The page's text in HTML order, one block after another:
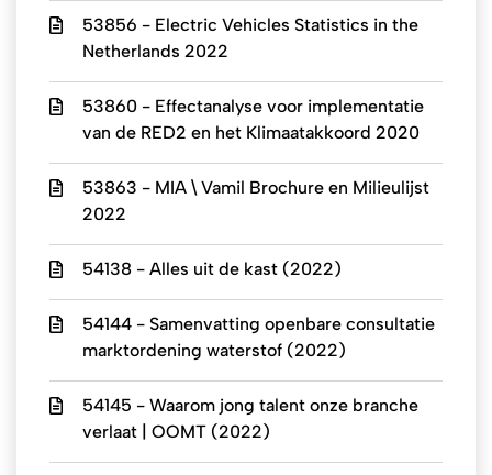
53856 - Electric Vehicles Statistics in the
Netherlands 2022
53860 - Effectanalyse voor implementatie
van de RED2 en het Klimaatakkoord 2020
53863 - MIA \ Vamil Brochure en Milieulijst
2022
54138 - Alles uit de kast (2022)
54144 - Samenvatting openbare consultatie
marktordening waterstof (2022)
54145 - Waarom jong talent onze branche
verlaat | OOMT (2022)